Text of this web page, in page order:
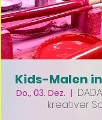
Kids-Malen
Do., 03. Dez.
  |
kreativer